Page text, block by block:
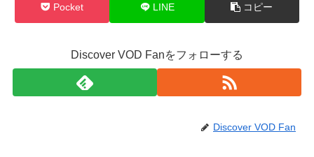
Pocket LINE コピー
Discover VOD Fanをフォローする
Discover VOD Fan